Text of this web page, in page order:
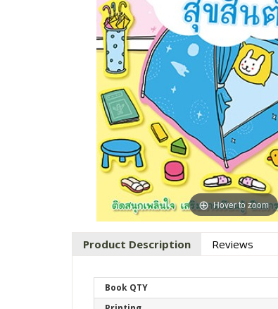
Hover to zoom
Product Description Reviews
Book QTY